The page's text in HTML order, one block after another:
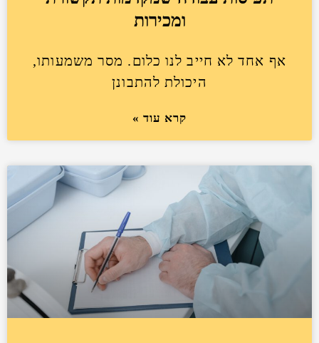
ומכירות
אף אחד לא חייב לנו כלום. מסר משמעותו,
היכולת להתבונן
קרא עוד »